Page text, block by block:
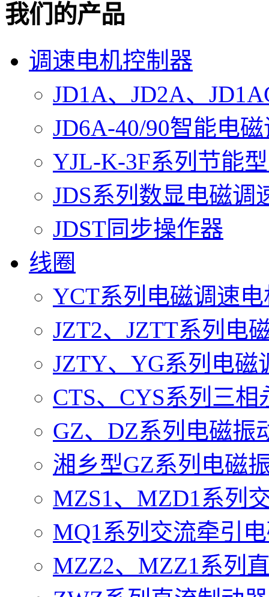
我们的产品
调速电机控制器
JD1A、JD2A、
JD6A-40/90智能电
YJL-K-3F系列节能
JDS系列数显电磁调
JDST同步操作器
线圈
YCT系列电磁调速
JZT2、JZTT系列电
JZTY、YG系列电磁
CTS、CYS系列三
GZ、DZ系列电磁振
湘乡型GZ系列电磁
MZS1、MZD1系列
MQ1系列交流牵引
MZZ2、MZZ1系列